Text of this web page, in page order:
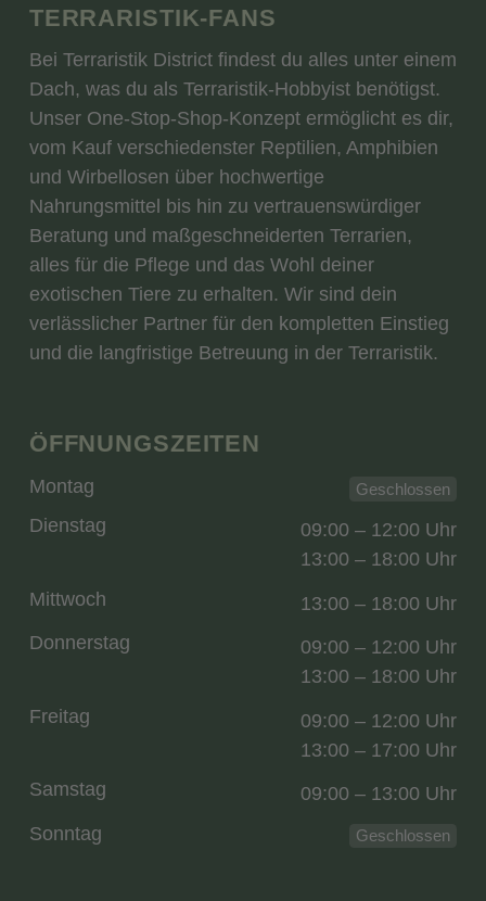
TERRARISTIK-FANS
Bei Terraristik District findest du alles unter einem
Dach, was du als Terraristik-Hobbyist benötigst.
Unser One-Stop-Shop-Konzept ermöglicht es dir,
vom Kauf verschiedenster Reptilien, Amphibien
und Wirbellosen über hochwertige
Nahrungsmittel bis hin zu vertrauenswürdiger
Beratung und maßgeschneiderten Terrarien,
alles für die Pflege und das Wohl deiner
exotischen Tiere zu erhalten. Wir sind dein
verlässlicher Partner für den kompletten Einstieg
und die langfristige Betreuung in der Terraristik.
ÖFFNUNGSZEITEN
Montag Geschlossen
Dienstag
09:00 – 12:00 Uhr
13:00 – 18:00 Uhr
Mittwoch
13:00 – 18:00 Uhr
Donnerstag
09:00 – 12:00 Uhr
13:00 – 18:00 Uhr
Freitag
09:00 – 12:00 Uhr
13:00 – 17:00 Uhr
Samstag
09:00 – 13:00 Uhr
Sonntag
Geschlossen